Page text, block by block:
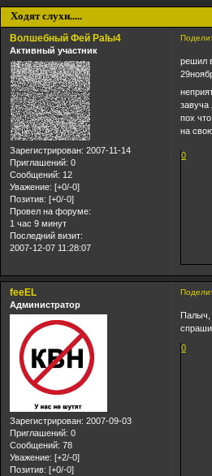
Ходят слухи.....
Волшебный Фей Palы4
Активный участник
Зарегистрирован: 2007-11-14
Приглашений: 0
Сообщений: 12
Уважение: [+0/-0]
Позитив: [+0/-0]
Провел на форуме:
1 час 9 минут
Последний визит:
2007-12-07 11:28:07
решил
завуча
пох
на
0
feeEL
Администратор
Зарегистрирован: 2007-09-03
Приглашений: 0
Сообщений: 78
Уважение: [+2/-0]
Позитив: [+0/-0]
Палыч,
0